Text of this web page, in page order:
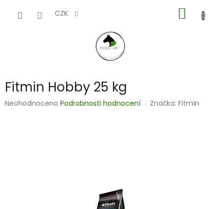
CZK
KOŠÍK
Fitmin Hobby 25 kg
Průměrné
Neohodnoceno Podrobnosti hodnocení Značka:Fitmin